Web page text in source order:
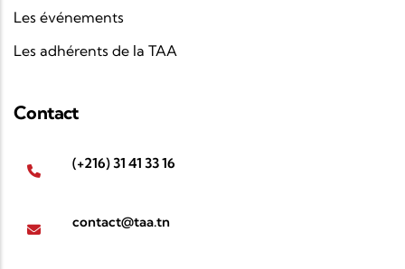
Les événements
Les adhérents de la TAA
Contact
(+216) 31 41 33 16
contact@taa.tn